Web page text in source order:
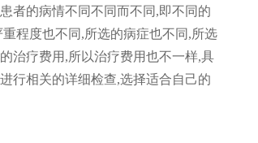
者的病情不同不同而不同,即不同的
程度也不同,所选的病症也不同,所选
治疗费用,所以治疗费用也不一样,具
行相关的详细检查,选择适合自己的